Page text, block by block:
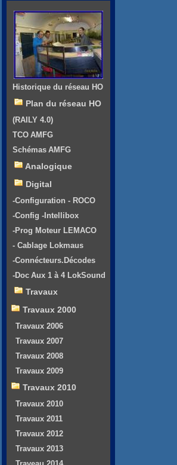
Historique du réseau HO
Plan du réseau HO
(RAILY 4.0)
TCO AMFG
Schémas AMFG
Analogique
Digital
-Configuration - ROCO
-Config -Intellibox
-Prog Moteur LEMACO
- Cablage Lokmaus
-Connécteurs.Décodes
-Doc Aux 1 à 4 LokSound
Travaux
Travaux 2000
Travaux 2006
Travaux 2007
Travaux 2008
Travaux 2009
Travaux 2010
Travaux 2010
Travaux 2011
Travaux 2012
Travaux 2013